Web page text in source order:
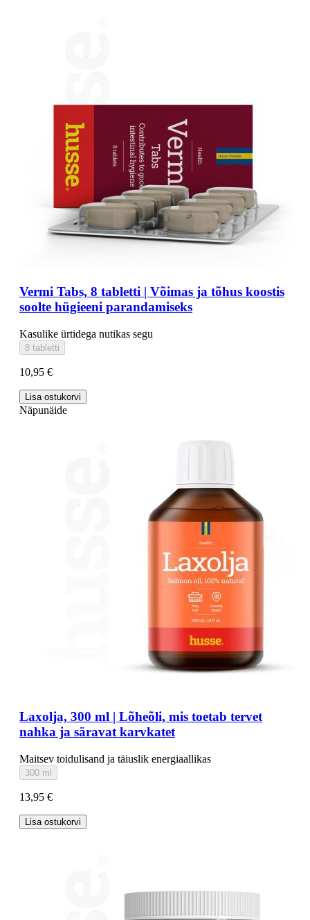
Vermi Tabs, 8 tabletti | Võimas ja tõhus koostis
soolte hügieeni parandamiseks
Kasulike ürtidega nutikas segu
8 tabletti
10,95 €
Lisa ostukorvi
Näpunäide
Laxolja, 300 ml | Lõheõli, mis toetab tervet
nahka ja säravat karvkatet
Maitsev toidulisand ja täiuslik energiaallikas
300 ml
13,95 €
Lisa ostukorvi